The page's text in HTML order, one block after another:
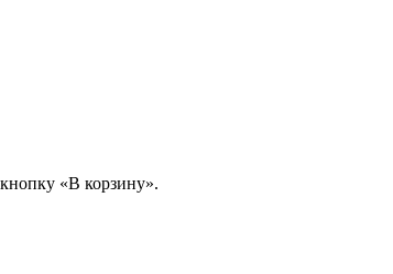
«В корзину».